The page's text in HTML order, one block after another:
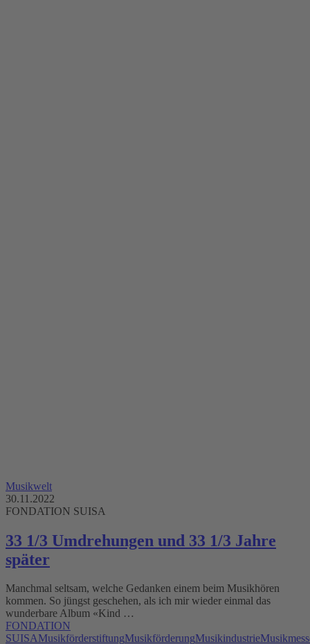
Musikwelt
30.11.2022
FONDATION SUISA
33 1/3 Umdrehungen und 33 1/3 Jahre
später
Manchmal seltsam, welche Gedanken einem beim Musikhören
kommen. So jüngst geschehen, als ich mir wieder einmal das
wunderbare Album «Kind …
FONDATION
SUISAMusikförderstiftungMusikförderungMusikindustrie